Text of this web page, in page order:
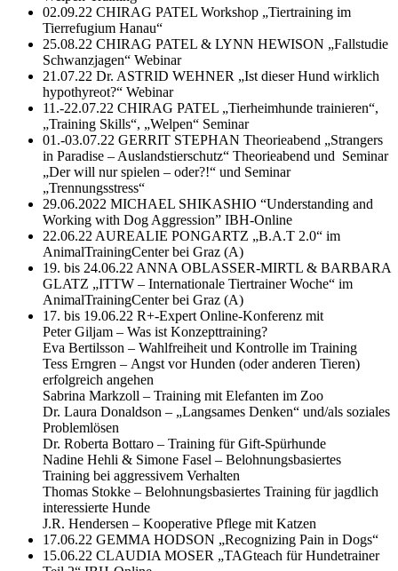
02.09.22 CHIRAG PATEL Workshop „Tiertraining im
Tierrefugium Hanau“
25.08.22 CHIRAG PATEL & LYNN HEWISON „Fallstudie
Schwanzjagen“ Webinar
21.07.22 Dr. ASTRID WEHNER „Ist dieser Hund wirklich
hypothyreot?“ Webinar
11.-22.07.22 CHIRAG PATEL „Tierheimhunde trainieren“,
„Training Skills“, „Welpen“ Seminar
01.-03.07.22 GERRIT STEPHAN Theorieabend „Strangers
in Paradise – Auslandstierschutz“ Theorieabend und Seminar
„Der will nur spielen – oder?!“ und Seminar
„Trennungsstress“
29.06.2022 MICHAEL SHIKASHIO “Understanding and
Working with Dog Aggression” IBH-Online
22.06.22 AUREALIE PONGARTZ „B.A.T 2.0“ im
AnimalTrainingCenter bei Graz (A)
19. bis 24.06.22 ANNA OBLASSER-MIRTL & BARBARA
GLATZ „ITTW – Internationale Tiertrainer Woche“ im
AnimalTrainingCenter bei Graz (A)
17. bis 19.06.22 R+-Expert Online-Konferenz mit
Peter Giljam – Was ist Konzepttraining?
Eva Bertilsson – Wahlfreiheit und Kontrolle im Training
Tess Erngren – Angst vor Hunden (oder anderen Tieren)
erfolgreich angehen
Sabrina Markzoll – Training mit Elefanten im Zoo
Dr. Laura Donaldson – „Langsames Denken“ und/als soziales
Problemlösen
Dr. Roberta Bottaro – Training für Gift-Spürhunde
Nadine Hehli & Simone Fasel – Belohnungsbasiertes
Training bei aggressivem Verhalten
Thomas Stokke – Belohnungsbasiertes Training für jagdlich
interessierte Hunde
J.R. Hendersen – Kooperative Pflege mit Katzen
17.06.22 GEMMA HODSON „Recognizing Pain in Dogs“
15.06.22 CLAUDIA MOSER „TAGteach für Hundetrainer